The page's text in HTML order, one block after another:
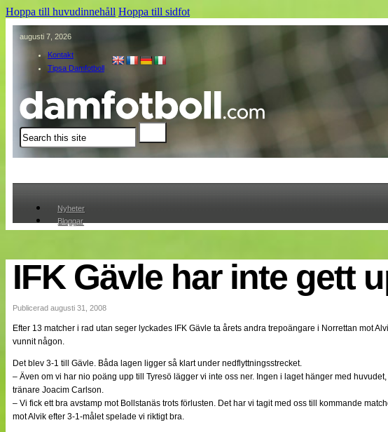
Hoppa till huvudinnehåll Hoppa till sidfot
augusti 7, 2026
Kontakt
Tipsa Damfotboll
Sök
Nyheter
Bloggar
Cuper
Medlemmar
Medlemsbilder
Om oss
Nyheter
Bloggar
Lagen
Webb-TV
IFK Gävle har inte gett
Publicerad augusti 31, 2008
Efter 13 matcher i rad utan seger lyckades IFK Gävle ta årets andra trepoängare i Norrettan mot
vunnit någon.
Det blev 3-1 till Gävle. Båda lagen ligger så klart under nedflyttningsstrecket.
– Även om vi har nio poäng upp till Tyresö lägger vi inte oss ner. Ingen i laget hänger med
tränare Joacim Carlson.
– Vi fick ett bra avstamp mot Bollstanäs trots förlusten. Det har vi tagit med oss till kommande
mot Alvik efter 3-1-målet spelade vi riktigt bra.